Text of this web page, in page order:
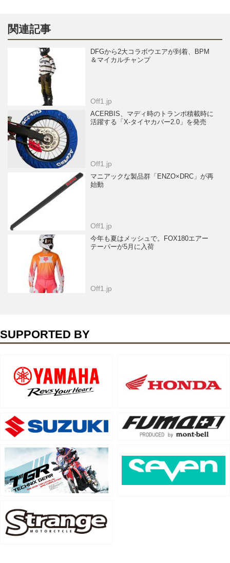
関連記事
DFGから2大コラボウエアが到着、BPM
＆マイカルチャンプ
Off1.jp
ACERBIS、マディ時のトランポ積載時に
活躍する「X-タイヤカバー2.0」を発売
Off1.jp
マニアックな製品群「ENZO×DRC」が再
始動
Off1.jp
今年も夏はメッシュで。FOX180エアー
テーパーが5月に入荷
Off1.jp
SUPPORTED BY